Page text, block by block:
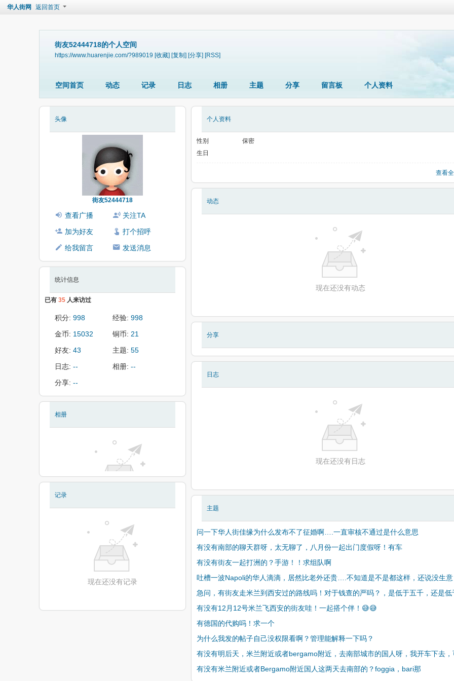
华人街网 返回首页
街友52444718的个人空间
https://www.huarenjie.com/?989019 [收藏] [复制] [分享] [RSS]
空间首页 动态 记录 日志 相册 主题 分享 留言板 个人资料
头像
街友52444718
查看广播
关注TA
加为好友
打个招呼
给我留言
发送消息
统计信息
已有 35 人来访过
积分: 998 经验: 998
金币: 15032 铜币: 21
好友: 43 主题: 55
日志: -- 相册: --
分享: --
相册
记录
现在还没有记录
个人资料
性别
保密
生日
查看
动态
现在还没有动态
分享
日志
现在还没有日志
主题
问一下华人街佳缘为什么发布不了征婚啊….一直审核不通过是什么意思
有没有南部的聊天群呀，太无聊了，八月份一起出门度假呀！有车
有没有街友一起打洲的？手游！！求组队啊
吐槽一波Napoli的华人滴滴，居然比老外还贵….不知道是不是都这样，还说没生意
急问，有街友走米兰到西安过的路线吗！对于钱查的严吗？，是低于五千，还是低
有没有12月12号米兰飞西安的街友哇！一起搭个伴！😅😅
有德国的代购吗！求一个
为什么我发的帖子自己没权限看啊？管理能解释一下吗？
有没有明后天，米兰附近或者bergamo附近，去南部城市的国人呀，我开车下去，
有没有米兰附近或者Bergamo附近国人这两天去南部的？foggia，bari那